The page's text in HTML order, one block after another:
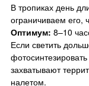
В тропиках день
ограничиваем его,
Оптимум: 8–10
Если светить
захватывают
налетом.